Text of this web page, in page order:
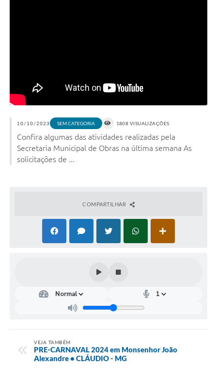
10/10/2023 SEM CATEGORIA 1808 VISUALIZAÇÕES
Confira algumas das atividades realizadas pela
Secretaria Municipal de Obras na última semana As
solicitações de ...
COMPARTILHAR
VEJA TAMBÉM
PRE-CARNAVAL 2024 em Monsenhor João
Alexandre • CLÁUDIO - MG